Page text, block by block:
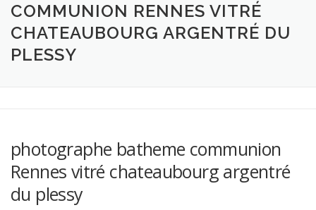
RÉSERVATION GALERIE BLOG CONTACT
COMMUNION RENNES VITRÉ
CHATEAUBOURG ARGENTRÉ DU
PLESSY
photographe batheme communion
Rennes vitré chateaubourg argentré
du plessy